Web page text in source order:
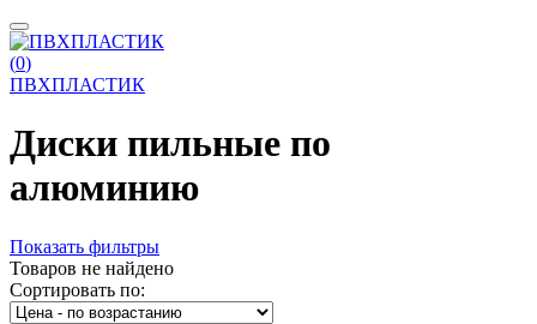
(0)
ПВХПЛАСТИК
Диски пильные по
алюминию
Показать фильтры
Товаров не найдено
Сортировать по: